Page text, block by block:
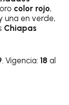
color rojo,
una en verde,
Chiapas
. Vigencia:18al